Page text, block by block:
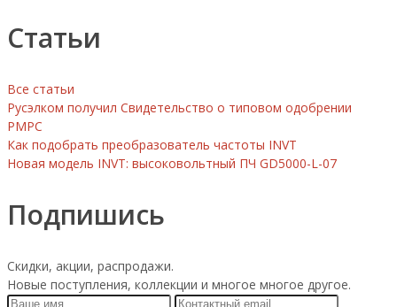
Статьи
Все статьи
Русэлком получил Свидетельство о типовом одобрении
РМРС
Как подобрать преобразователь частоты INVT
Новая модель INVT: высоковольтный ПЧ GD5000-L-07
Подпишись
Скидки, акции, распродажи.
Новые поступления, коллекции и многое многое другое.